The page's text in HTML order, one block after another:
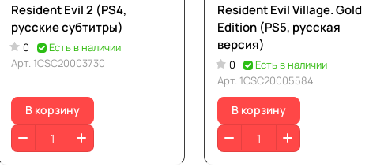
Resident Evil 2 (PS4,
русские субтитры)
0
Есть в наличии
Арт. 1CSC20003730
В корзину
Resident Evil Village. Gold
Edition (PS5, русская
версия)
0
Есть в наличии
Арт. 1CSC20005584
В корзину